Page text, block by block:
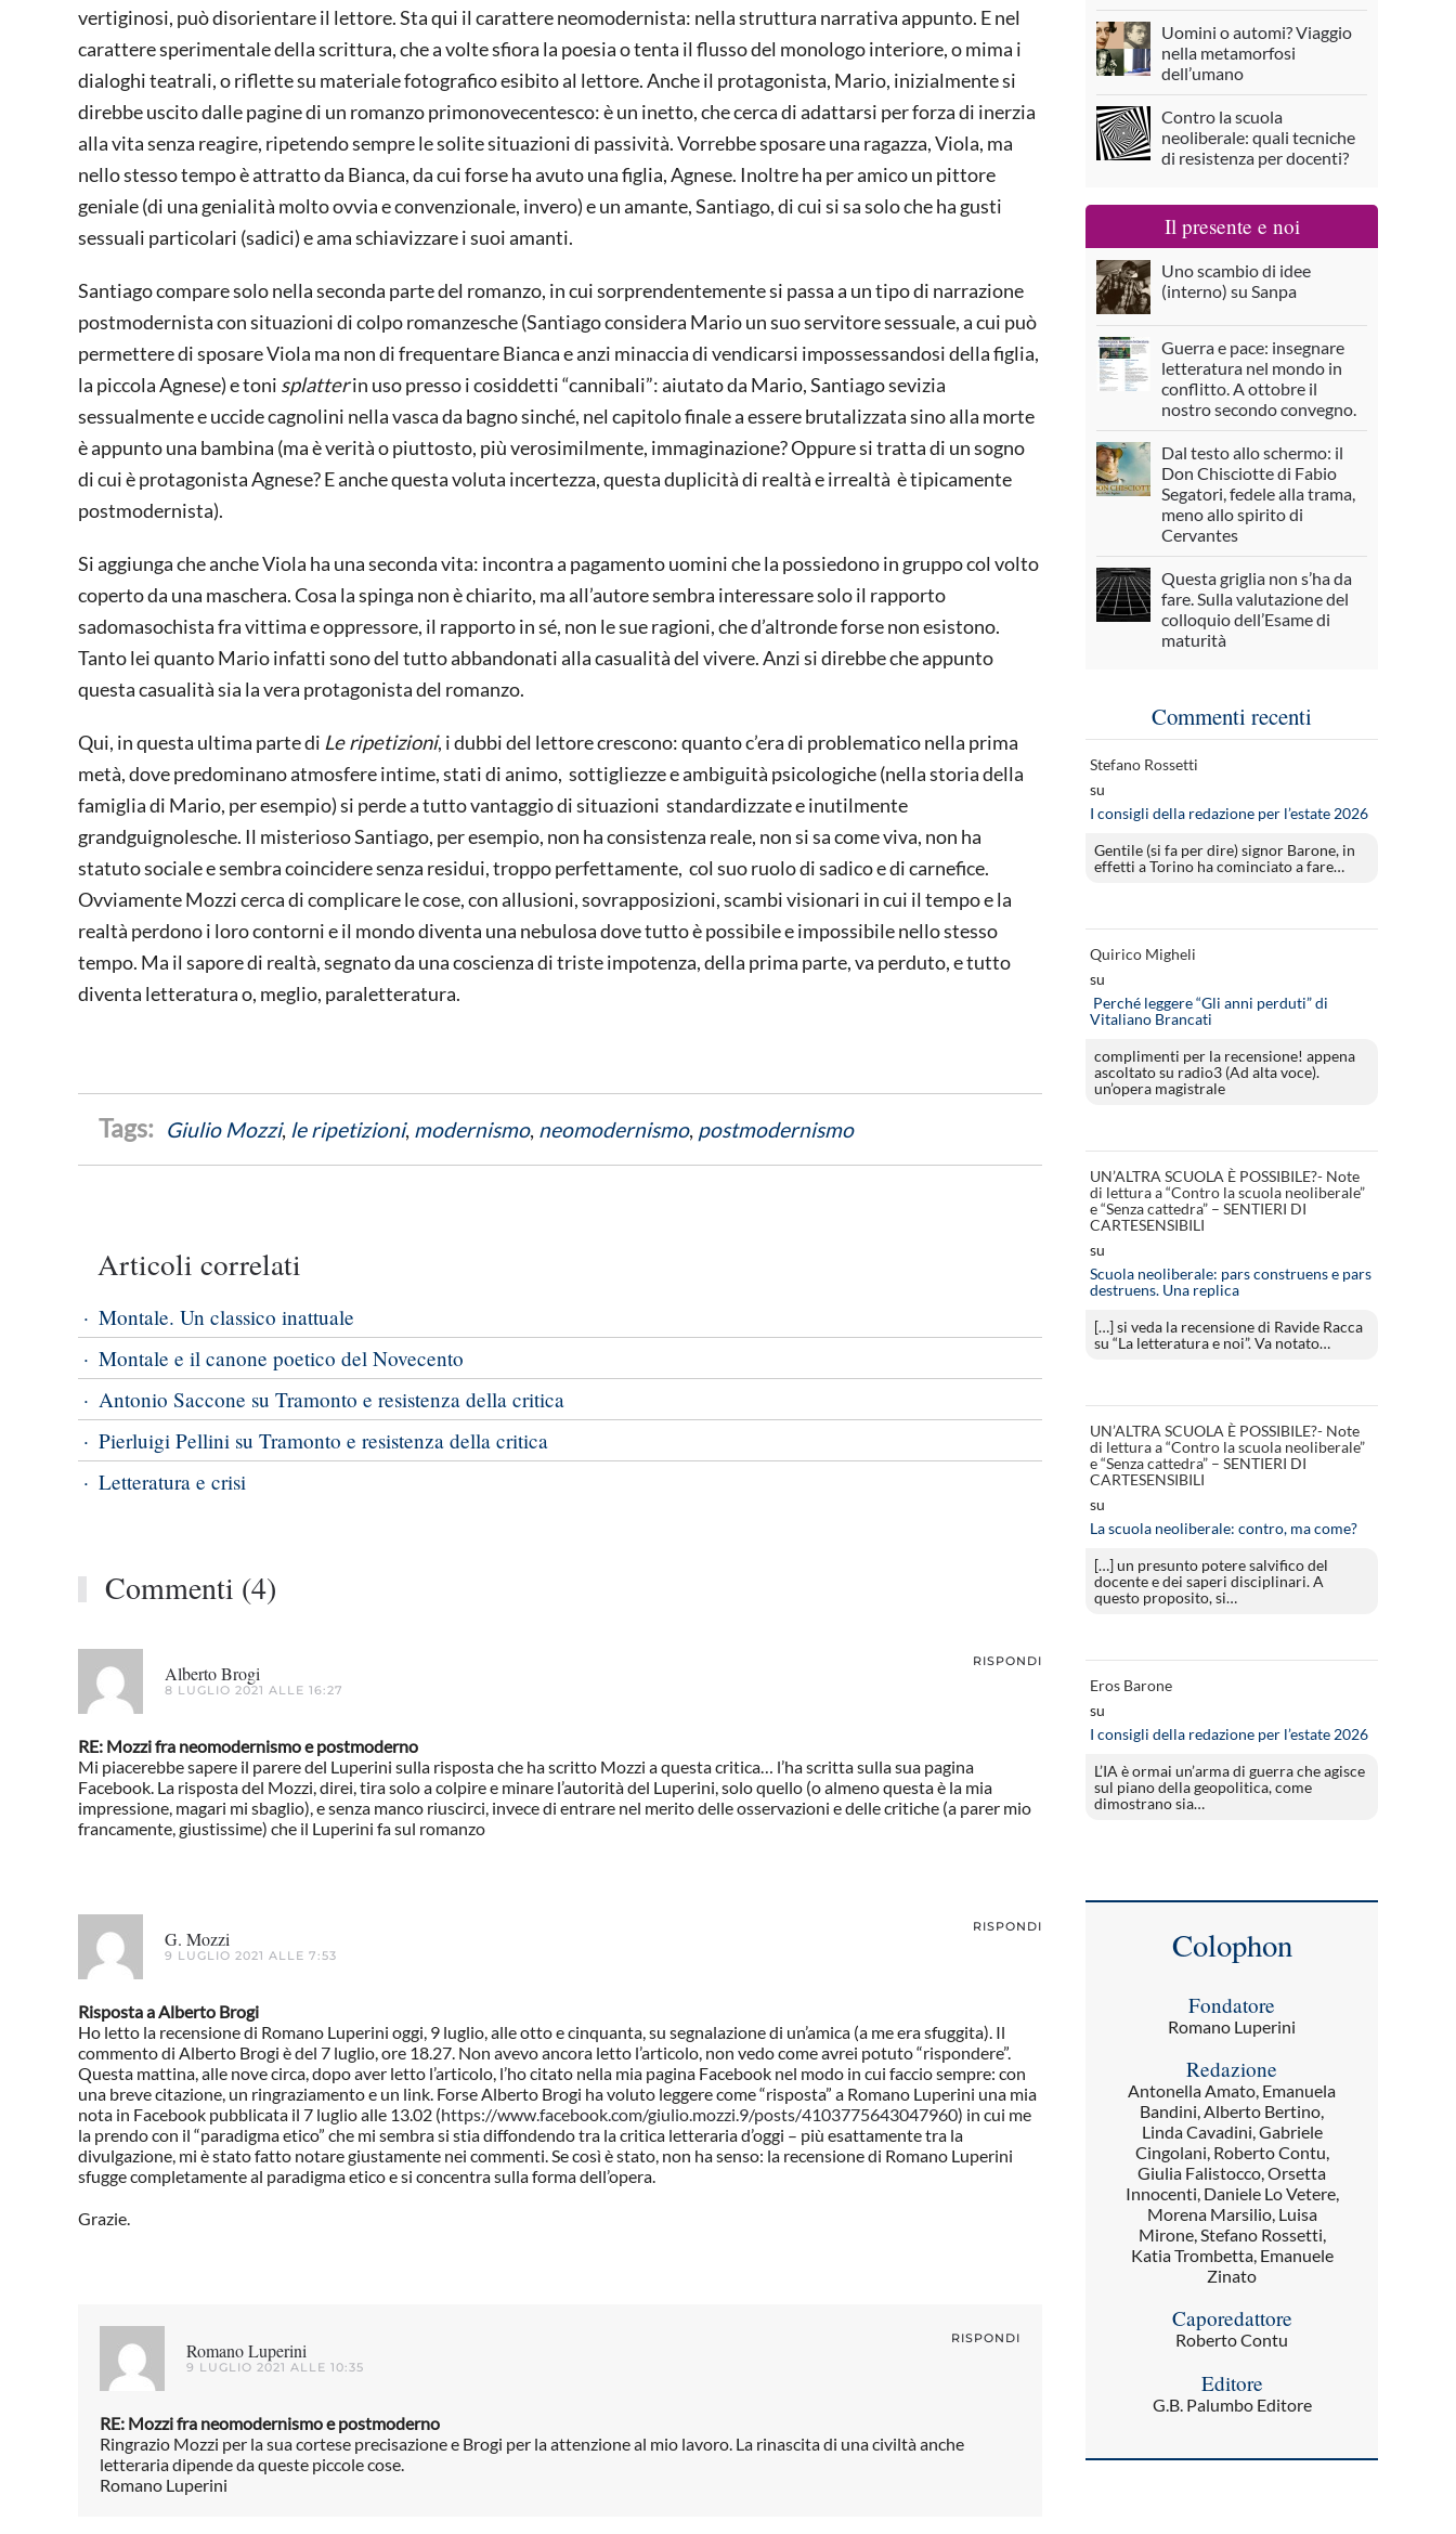
vertiginosi, può disorientare il lettore. Sta qui il carattere neomodernista: nella struttura narrativa appunto. E nel
carattere sperimentale della scrittura, che a volte sfiora la poesia o tenta il flusso del monologo interiore, o mima i
dialoghi teatrali, o riflette su materiale fotografico esibito al lettore. Anche il protagonista, Mario, inizialmente si
direbbe uscito dalle pagine di un romanzo primonovecentesco: è un inetto, che cerca di adattarsi per forza di inerzia
alla vita senza reagire, ripetendo sempre le solite situazioni di passività. Vorrebbe sposare una ragazza, Viola, ma
nello stesso tempo è attratto da Bianca, da cui forse ha avuto una figlia, Agnese. Inoltre ha per amico un pittore
geniale (di una genialità molto ovvia e convenzionale, invero) e un amante, Santiago, di cui si sa solo che ha gusti
sessuali particolari (sadici) e ama schiavizzare i suoi amanti.
Santiago compare solo nella seconda parte del romanzo, in cui sorprendentemente si passa a un tipo di narrazione
postmodernista con situazioni di colpo romanzesche (Santiago considera Mario un suo servitore sessuale, a cui può
permettere di sposare Viola ma non di frequentare Bianca e anzi minaccia di vendicarsi impossessandosi della figlia,
la piccola Agnese) e toni splatterin uso presso i cosiddetti “cannibali”: aiutato da Mario, Santiago sevizia
sessualmente e uccide cagnolini nella vasca da bagno sinché, nel capitolo finale a essere brutalizzata sino alla morte
è appunto una bambina (ma è verità o piuttosto, più verosimilmente, immaginazione? Oppure si tratta di un sogno
di cui è protagonista Agnese? E anche questa voluta incertezza, questa duplicità di realtà e irrealtà è tipicamente
postmodernista).
Si aggiunga che anche Viola ha una seconda vita: incontra a pagamento uomini che la possiedono in gruppo col volto
coperto da una maschera. Cosa la spinga non è chiarito, ma all’autore sembra interessare solo il rapporto
sadomasochista fra vittima e oppressore, il rapporto in sé, non le sue ragioni, che d’altronde forse non esistono.
Tanto lei quanto Mario infatti sono del tutto abbandonati alla casualità del vivere. Anzi si direbbe che appunto
questa casualità sia la vera protagonista del romanzo.
Qui, in questa ultima parte di Le ripetizioni, i dubbi del lettore crescono: quanto c’era di problematico nella prima
metà, dove predominano atmosfere intime, stati di animo, sottigliezze e ambiguità psicologiche (nella storia della
famiglia di Mario, per esempio) si perde a tutto vantaggio di situazioni standardizzate e inutilmente
grandguignolesche. Il misterioso Santiago, per esempio, non ha consistenza reale, non si sa come viva, non ha
statuto sociale e sembra coincidere senza residui, troppo perfettamente, col suo ruolo di sadico e di carnefice.
Ovviamente Mozzi cerca di complicare le cose, con allusioni, sovrapposizioni, scambi visionari in cui il tempo e la
realtà perdono i loro contorni e il mondo diventa una nebulosa dove tutto è possibile e impossibile nello stesso
tempo. Ma il sapore di realtà, segnato da una coscienza di triste impotenza, della prima parte, va perduto, e tutto
diventa letteratura o, meglio, paraletteratura.
Giulio Mozzi, le ripetizioni, modernismo, neomodernismo, postmodernismo
Articoli correlati
Montale. Un classico inattuale
Montale e il canone poetico del Novecento
Antonio Saccone su Tramonto e resistenza della critica
Pierluigi Pellini su Tramonto e resistenza della critica
Letteratura e crisi
Commenti (4)
Alberto Brogi
8 LUGLIO 2021 ALLE 16:27
RISPONDI
RE: Mozzi fra neomodernismo e postmoderno
Mi piacerebbe sapere il parere del Luperini sulla risposta che ha scritto Mozzi a questa critica… l’ha scritta sulla sua pagina
Facebook. La risposta del Mozzi, direi, tira solo a colpire e minare l’autorità del Luperini, solo quello (o almeno questa è la mia
impressione, magari mi sbaglio), e senza manco riuscirci, invece di entrare nel merito delle osservazioni e delle critiche (a parer mio
francamente, giustissime) che il Luperini fa sul romanzo
G. Mozzi
9 LUGLIO 2021 ALLE 7:53
RISPONDI
Risposta a Alberto Brogi
Ho letto la recensione di Romano Luperini oggi, 9 luglio, alle otto e cinquanta, su segnalazione di un’amica (a me era sfuggita). Il
commento di Alberto Brogi è del 7 luglio, ore 18.27. Non avevo ancora letto l’articolo, non vedo come avrei potuto “rispondere”.
Questa mattina, alle nove circa, dopo aver letto l’articolo, l’ho citato nella mia pagina Facebook nel modo in cui faccio sempre: con
una breve citazione, un ringraziamento e un link. Forse Alberto Brogi ha voluto leggere come “risposta” a Romano Luperini una mia
nota in Facebook pubblicata il 7 luglio alle 13.02 (https://www.facebook.com/giulio.mozzi.9/posts/4103775643047960) in cui me
la prendo con il “paradigma etico” che mi sembra si stia diffondendo tra la critica letteraria d’oggi – più esattamente tra la
divulgazione, mi è stato fatto notare giustamente nei commenti. Se così è stato, non ha senso: la recensione di Romano Luperini
sfugge completamente al paradigma etico e si concentra sulla forma dell’opera.
Grazie.
Romano Luperini
9 LUGLIO 2021 ALLE 10:35
RISPONDI
RE: Mozzi fra neomodernismo e postmoderno
Ringrazio Mozzi per la sua cortese precisazione e Brogi per la attenzione al mio lavoro. La rinascita di una civiltà anche
letteraria dipende da queste piccole cose.
Romano Luperini
Uomini o automi? Viaggio
nella metamorfosi
dell’umano
Contro la scuola
neoliberale: quali tecniche
di resistenza per docenti?
Il presente e noi
Uno scambio di idee
(interno) su Sanpa
Guerra e pace: insegnare
letteratura nel mondo in
conflitto. A ottobre il
nostro secondo convegno.
Dal testo allo schermo: il
Don Chisciotte di Fabio
Segatori, fedele alla trama,
meno allo spirito di
Cervantes
Questa griglia non s’ha da
fare. Sulla valutazione del
colloquio dell’Esame di
maturità
Commenti recenti
Stefano Rossetti
su
I consigli della redazione per l’estate 2026
Gentile (si fa per dire) signor Barone, in
effetti a Torino ha cominciato a fare…
Quirico Migheli
su
Perché leggere “Gli anni perduti” di
Vitaliano Brancati
complimenti per la recensione! appena
ascoltato su radio3 (Ad alta voce).
un’opera magistrale
UN’ALTRA SCUOLA È POSSIBILE?- Note
di lettura a “Contro la scuola neoliberale”
e “Senza cattedra” – SENTIERI DI
CARTESENSIBILI
su
Scuola neoliberale: pars construens e pars
destruens. Una replica
[…] si veda la recensione di Ravide Racca
su “La letteratura e noi”. Va notato…
UN’ALTRA SCUOLA È POSSIBILE?- Note
di lettura a “Contro la scuola neoliberale”
e “Senza cattedra” – SENTIERI DI
CARTESENSIBILI
su
La scuola neoliberale: contro, ma come?
[…] un presunto potere salvifico del
docente e dei saperi disciplinari. A
questo proposito, si…
Eros Barone
su
I consigli della redazione per l’estate 2026
L’IA è ormai un’arma di guerra che agisce
sul piano della geopolitica, come
dimostrano sia…
Colophon
Fondatore
Romano Luperini
Redazione
Antonella Amato, Emanuela
Bandini, Alberto Bertino,
Linda Cavadini, Gabriele
Cingolani, Roberto Contu,
Giulia Falistocco, Orsetta
Innocenti, Daniele Lo Vetere,
Morena Marsilio, Luisa
Mirone, Stefano Rossetti,
Katia Trombetta, Emanuele
Zinato
Caporedattore
Roberto Contu
Editore
G.B. Palumbo Editore